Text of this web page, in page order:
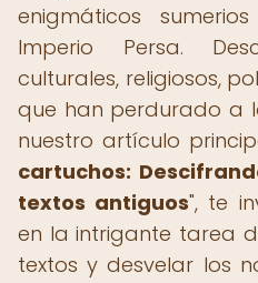
enigmáticos
Imperio Persa.
culturales, religiosos,
que han perdurado a
nuestro artículo
cartuchos:
textos antiguos", te
en la intrigante tarea
textos y desvelar los